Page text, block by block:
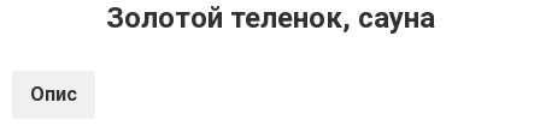
Золотой теленок, сауна
Опис